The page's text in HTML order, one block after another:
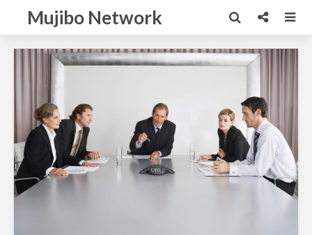
Mujibo Network